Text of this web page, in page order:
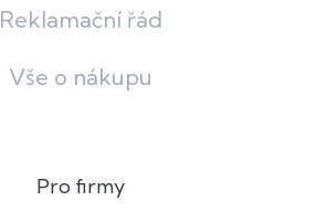
Reklamační řád
Vše o nákupu
Pro firmy